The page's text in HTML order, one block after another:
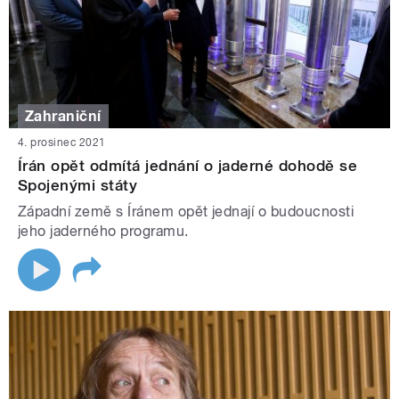
Zahraniční
4. prosinec 2021
Írán opět odmítá jednání o jaderné dohodě se
Spojenými státy
Západní země s Íránem opět jednají o budoucnosti
jeho jaderného programu.